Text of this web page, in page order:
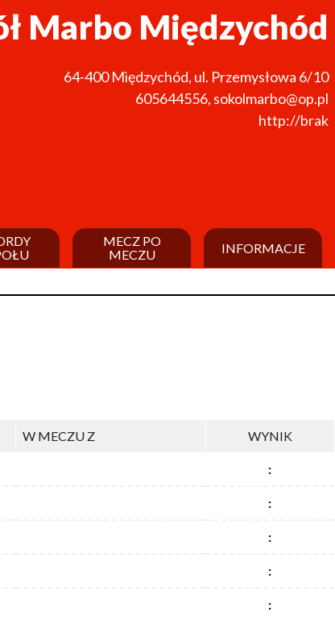
Marbo Międzychód
64-400 Międzychód, ul. Przemysłowa 6/10
605644556, sokolmarbo@op.pl
http://brak
MECZ PO
MECZU
INFORMACJE
W MECZU Z WYNIK
:
:
:
:
: